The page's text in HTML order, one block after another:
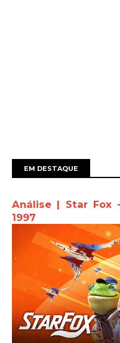
EM DESTAQUE
Análise | Star Fox
1997